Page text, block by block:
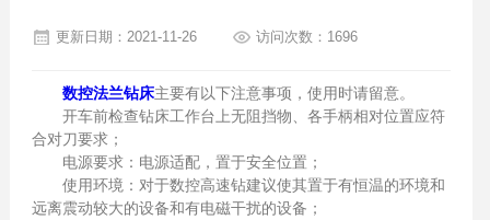
更新日期：2021-11-26 访问次数：1696
数控法兰钻床主要有以下注意事项，使用时请留意。
开车前检查钻床工作台上无阻挡物、各手柄相对位置应符
合对刀要求；
电源要求：电源适配，置于安全位置；
使用环境：对于数控高速钻建议使其置于有恒温的环境和
远离震动较大的设备和有电磁干扰的设备；